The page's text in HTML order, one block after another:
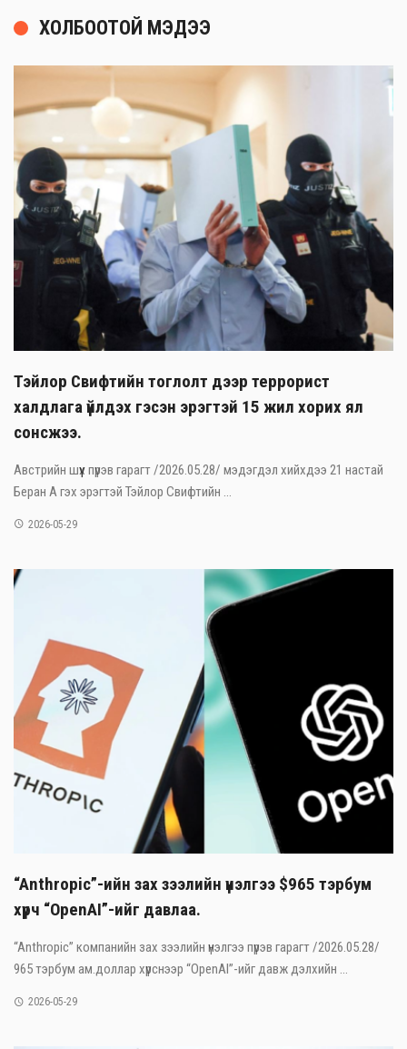
ХОЛБООТОЙ МЭДЭЭ
Тэйлор Свифтийн тоглолт дээр террорист
халдлага үйлдэх гэсэн эрэгтэй 15 жил хорих ял
сонсжээ.
Австрийн шүүх пүрэв гарагт /2026.05.28/ мэдэгдэл хийхдээ 21 настай
Беран А гэх эрэгтэй Тэйлор Свифтийн ...
2026-05-29
“Anthropic”-ийн зах зээлийн үнэлгээ $965 тэрбум
хүрч “OpenAI”-ийг давлаа.
“Anthropic” компанийн зах зээлийн үнэлгээ пүрэв гарагт /2026.05.28/
965 тэрбум ам.доллар хүрснээр “OpenAI”-ийг давж дэлхийн ...
2026-05-29